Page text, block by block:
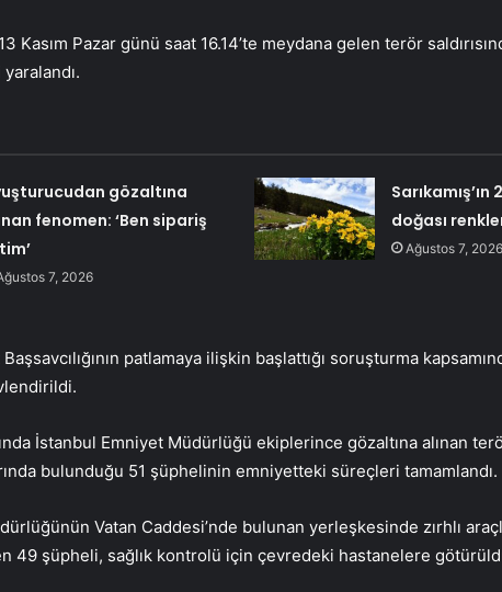
Kasım Pazar günü saat 16.14’te meydana gelen terör
gözaltına
fenomen: ‘Ben sipariş
7, 2026
doğası
Ağustos 7, 2026
patlamaya ilişkin başlattığı soruşturma
İstanbul Emniyet Müdürlüğü ekiplerince gözaltına alınan
bulunduğu 51 şüphelinin emniyetteki süreçleri tamamlandı.
Vatan Caddesi’nde bulunan yerleşkesinde zırhlı
49 şüpheli, sağlık kontrolü için çevredeki hastanelere